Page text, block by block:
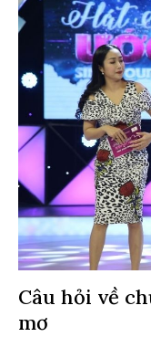
Câu hỏi về
mơ